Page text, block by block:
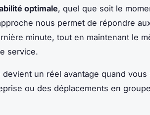
optimale, quel que soit le
nous permet de répondre
minute, tout en maintenant le
service.
un réel avantage quand vous
ou des déplacements en